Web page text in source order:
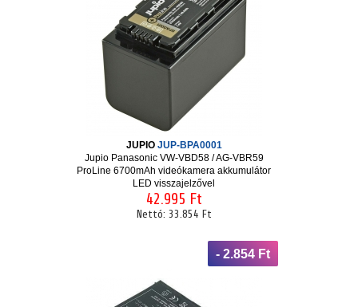
JUPIO JUP-BPA0001
Jupio Panasonic VW-VBD58 / AG-VBR59
ProLine 6700mAh videókamera akkumulátor
LED visszajelzővel
42.995 Ft
Nettó: 33.854 Ft
- 2.854 Ft